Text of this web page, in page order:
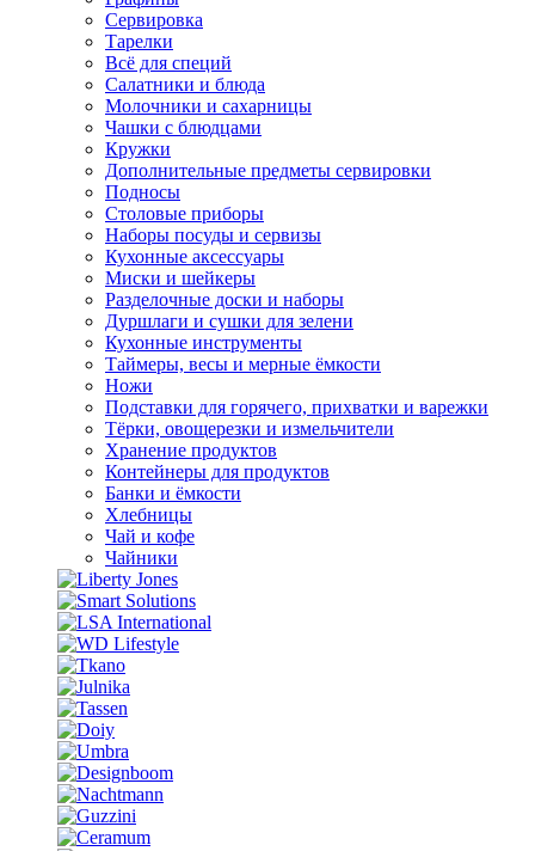
Сервировка
Тарелки
Всё для специй
Салатники и блюда
Молочники и сахарницы
Чашки с блюдцами
Кружки
Дополнительные предметы сервировки
Подносы
Столовые приборы
Наборы посуды и сервизы
Кухонные аксессуары
Миски и шейкеры
Разделочные доски и наборы
Дуршлаги и сушки для зелени
Кухонные инструменты
Таймеры, весы и мерные ёмкости
Ножи
Подставки для горячего, прихватки и варежки
Тёрки, овощерезки и измельчители
Хранение продуктов
Контейнеры для продуктов
Банки и ёмкости
Хлебницы
Чай и кофе
Чайники